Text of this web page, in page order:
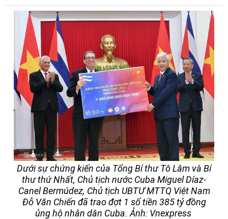
Dưới sự chứng kiến của Tổng Bí thư Tô Lâm và Bí
thư thứ Nhất, Chủ tịch nước Cuba Miguel Díaz-
Canel Bermúdez, Chủ tịch UBTƯ MTTQ Việt Nam
Đỗ Văn Chiến đã trao đợt 1 số tiền 385 tỷ đồng
ủng hộ nhân dân Cuba. Ảnh: Vnexpress